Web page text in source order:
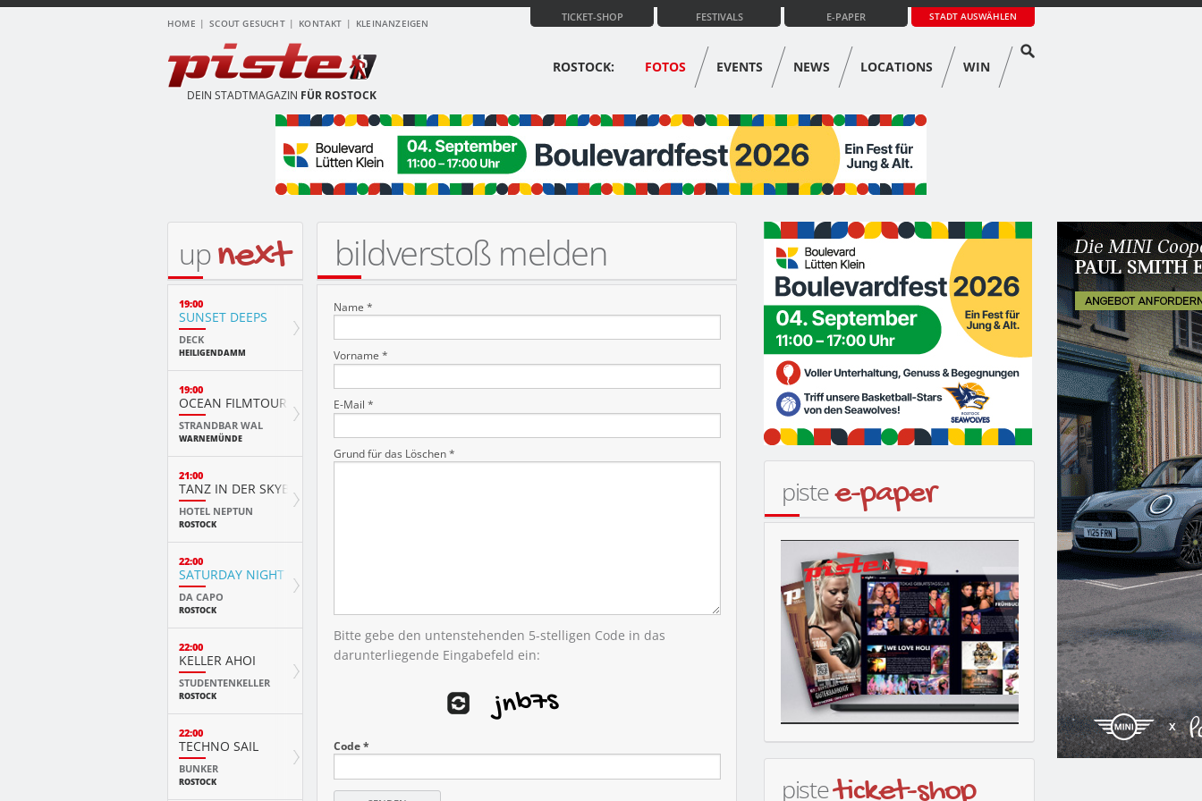
HOME SCOUT GESUCHT KONTAKT KLEINANZEIGEN
STADT AUSWÄHLEN
E-PAPER
FESTIVALS
TICKET-SHOP
DEIN STADTMAGAZIN FÜR ROSTOCK
ROSTOCK: FOTOS EVENTS NEWS LOCATIONS WIN
bildverstoß melden
Name *
Vorname *
E-Mail *
Grund für das Löschen *
Bitte gebe den untenstehenden 5-stelligen Code in das
darunterliegende Eingabefeld ein:
Code *
upnext
19:00
SUNSET DEEPS
DECK
HEILIGENDAMM
19:00
OCEAN FILMTOUR
STRANDBAR WAL
WARNEMÜNDE
21:00
TANZ IN DER SKYBAR
HOTEL NEPTUN
ROSTOCK
22:00
SATURDAY NIGHT
DA CAPO
ROSTOCK
22:00
KELLER AHOI
STUDENTENKELLER
ROSTOCK
22:00
TECHNO SAIL
BUNKER
ROSTOCK
pistee-paper
pisteticket-shop